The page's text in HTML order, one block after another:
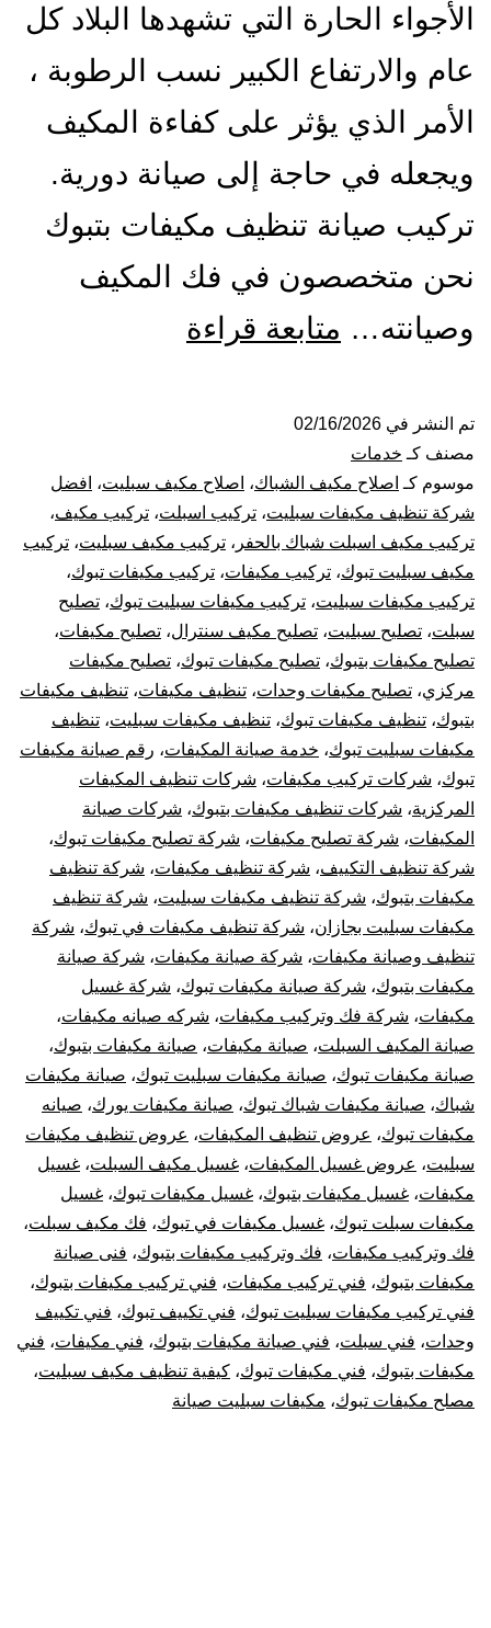
الأجواء الحارة التي تشهدها البلاد كل
عام والارتفاع الكبير نسب الرطوبة ،
الأمر الذي يؤثر على كفاءة المكيف
ويجعله في حاجة إلى صيانة دورية.
تركيب صيانة تنظيف مكيفات بتبوك
نحن متخصصون في فك المكيف
وصيانته… متابعة قراءة
مكيفات
بتبوك
تم النشر في 02/16/2026
مصنف كـ خدمات
موسوم كـ اصلاح مكيف الشباك، اصلاح مكيف سبليت، افضل
شركة تنظيف مكيفات سبليت، تركيب اسبلت، تركيب مكيف،
تركيب مكيف اسبلت شباك بالحفر ، تركيب مكيف سبليت، تركيب
مكيف سبليت تبوك، تركيب مكيفات، تركيب مكيفات تبوك،
تركيب مكيفات سبليت، تركيب مكيفات سبليت تبوك، تصليح
سبلت، تصليح سبليت، تصليح مكيف سنترال، تصليح مكيفات،
تصليح مكيفات بتبوك، تصليح مكيفات تبوك، تصليح مكيفات
مركزي، تصليح مكيفات وحدات، تنظيف مكيفات، تنظيف مكيفات
بتبوك، تنظيف مكيفات تبوك، تنظيف مكيفات سبليت، تنظيف
مكيفات سبليت تبوك، خدمة صيانة المكيفات، رقم صيانة مكيفات
تبوك، شركات تركيب مكيفات، شركات تنظيف المكيفات
المركزية، شركات تنظيف مكيفات بتبوك، شركات صيانة
المكيفات، شركة تصليح مكيفات، شركة تصليح مكيفات تبوك،
شركة تنظيف التكييف، شركة تنظيف مكيفات، شركة تنظيف
مكيفات بتبوك، شركة تنظيف مكيفات سبليت، شركة تنظيف
مكيفات سبليت بجازان، شركة تنظيف مكيفات في تبوك، شركة
تنظيف وصيانة مكيفات، شركة صيانة مكيفات، شركة صيانة
مكيفات بتبوك، شركة صيانة مكيفات تبوك، شركة غسيل
مكيفات، شركة فك وتركيب مكيفات، شركه صيانه مكيفات،
صيانة المكيف السبلت، صيانة مكيفات، صيانة مكيفات بتبوك،
صيانة مكيفات تبوك، صيانة مكيفات سبليت تبوك، صيانة مكيفات
شباك، صيانة مكيفات شباك تبوك، صيانة مكيفات يورك، صيانه
مكيفات تبوك، عروض تنظيف المكيفات، عروض تنظيف مكيفات
سبليت، عروض غسيل المكيفات، غسيل مكيف السبلت، غسيل
مكيفات، غسيل مكيفات بتبوك، غسيل مكيفات تبوك، غسيل
مكيفات سبلت تبوك، غسيل مكيفات في تبوك، فك مكيف سبلت،
فك وتركيب مكيفات، فك وتركيب مكيفات بتبوك، فنى صيانة
مكيفات بتبوك، فني تركيب مكيفات، فني تركيب مكيفات بتبوك،
فني تركيب مكيفات سبليت تبوك، فني تكييف تبوك، فني تكييف
وحدات، فني سبلت، فني صيانة مكيفات بتبوك، فني مكيفات، فني
مكيفات بتبوك، فني مكيفات تبوك، كيفية تنظيف مكيف سبليت،
مصلح مكيفات تبوك، مكيفات سبليت صيانة